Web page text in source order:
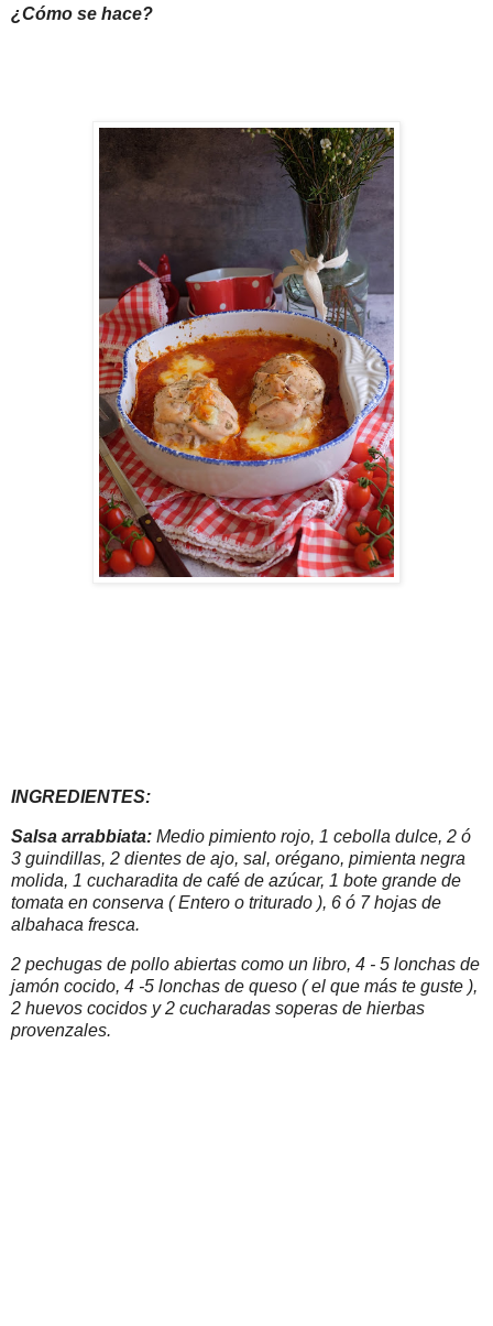
¿Cómo se hace?
INGREDIENTES:
Salsa arrabbiata: Medio pimiento rojo, 1 cebolla dulce, 2 ó
3 guindillas, 2 dientes de ajo, sal, orégano, pimienta negra
molida, 1 cucharadita de café de azúcar, 1 bote grande de
tomata en conserva ( Entero o triturado ), 6 ó 7 hojas de
albahaca fresca.
2 pechugas de pollo abiertas como un libro, 4 - 5 lonchas de
jamón cocido, 4 -5 lonchas de queso ( el que más te guste ),
2 huevos cocidos y 2 cucharadas soperas de hierbas
provenzales.